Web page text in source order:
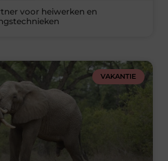
voor heiwerken en
VAKANTIE